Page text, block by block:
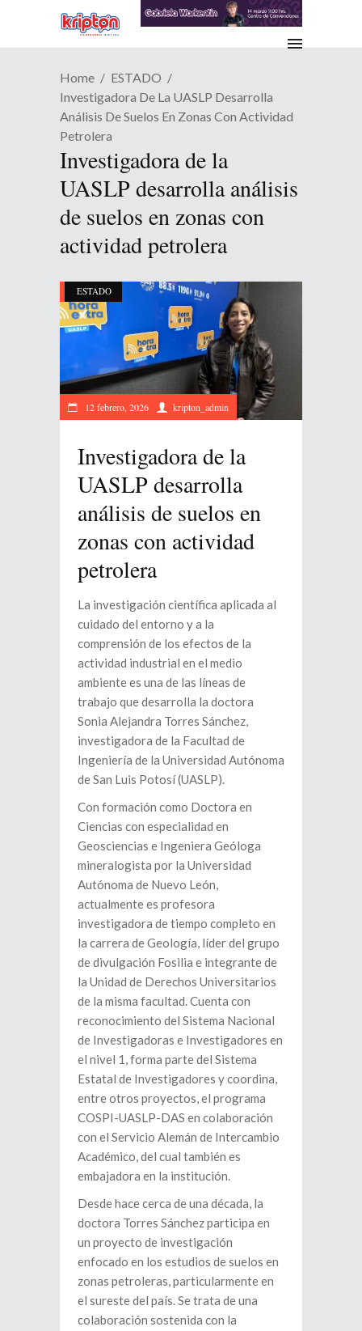
Home
ESTADO
Investigadora De La UASLP Desarrolla
Análisis De Suelos En Zonas Con Actividad
Petrolera
Investigadora de la
UASLP desarrolla análisis
de suelos en zonas con
actividad petrolera
ESTADO
12 febrero, 2026 kripton_admin
Investigadora de la
UASLP desarrolla
análisis de suelos en
zonas con actividad
petrolera
La investigación científica aplicada al
cuidado del entorno y a la
comprensión de los efectos de la
actividad industrial en el medio
ambiente es una de las líneas de
trabajo que desarrolla la doctora
Sonia Alejandra Torres Sánchez,
investigadora de la Facultad de
Ingeniería de la Universidad Autónoma
de San Luis Potosí (UASLP).
Con formación como Doctora en
Ciencias con especialidad en
Geosciencias e Ingeniera Geóloga
mineralogista por la Universidad
Autónoma de Nuevo León,
actualmente es profesora
investigadora de tiempo completo en
la carrera de Geología, líder del grupo
de divulgación Fosilia e integrante de
la Unidad de Derechos Universitarios
de la misma facultad. Cuenta con
reconocimiento del Sistema Nacional
de Investigadoras e Investigadores en
el nivel 1, forma parte del Sistema
Estatal de Investigadores y coordina,
entre otros proyectos, el programa
COSPI-UASLP-DAS en colaboración
con el Servicio Alemán de Intercambio
Académico, del cual también es
embajadora en la institución.
Desde hace cerca de una década, la
doctora Torres Sánchez participa en
un proyecto de investigación
enfocado en los estudios de suelos en
zonas petroleras, particularmente en
el sureste del país. Se trata de una
colaboración sostenida con la